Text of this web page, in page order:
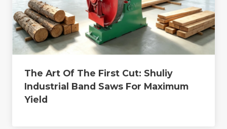
The Art Of The First Cut: Shuliy
Industrial Band Saws For Maximum
Yield